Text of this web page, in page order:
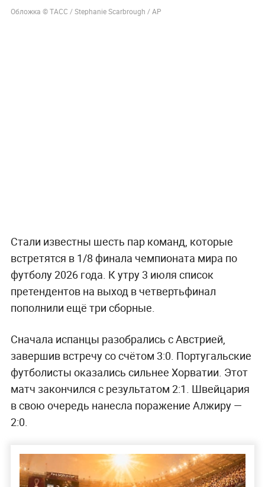
Обложка © ТАСС / Stephanie Scarbrough / АР
Стали известны шесть пар команд, которые
встретятся в 1/8 финала чемпионата мира по
футболу 2026 года. К утру 3 июля список
претендентов на выход в четвертьфинал
пополнили ещё три сборные.
Сначала испанцы разобрались с Австрией,
завершив встречу со счётом 3:0. Португальские
футболисты оказались сильнее Хорватии. Этот
матч закончился с результатом 2:1. Швейцария
в свою очередь нанесла поражение Алжиру —
2:0.